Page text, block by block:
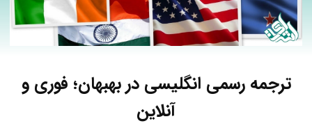
ترجمه رسمی انگلیسی در بهبهان؛ فوری و
آنلاین